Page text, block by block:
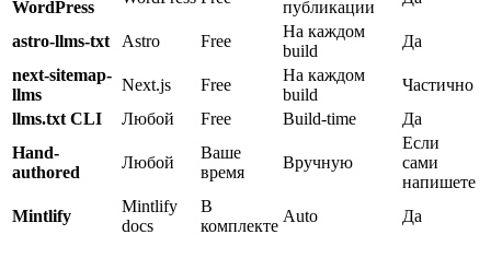
WordPress
публикации
astro-llms-txt Astro Free
На каждом
build
Да
next-sitemap-
llms
Next.js Free
На каждом
build
Частично
llms.txt CLI
Любой Free Build-time
Да
Hand-
authored
Любой
Ваше
время
Вручную
Если
сами
напишете
Mintlify
Mintlify
docs
В
комплекте
Auto Да